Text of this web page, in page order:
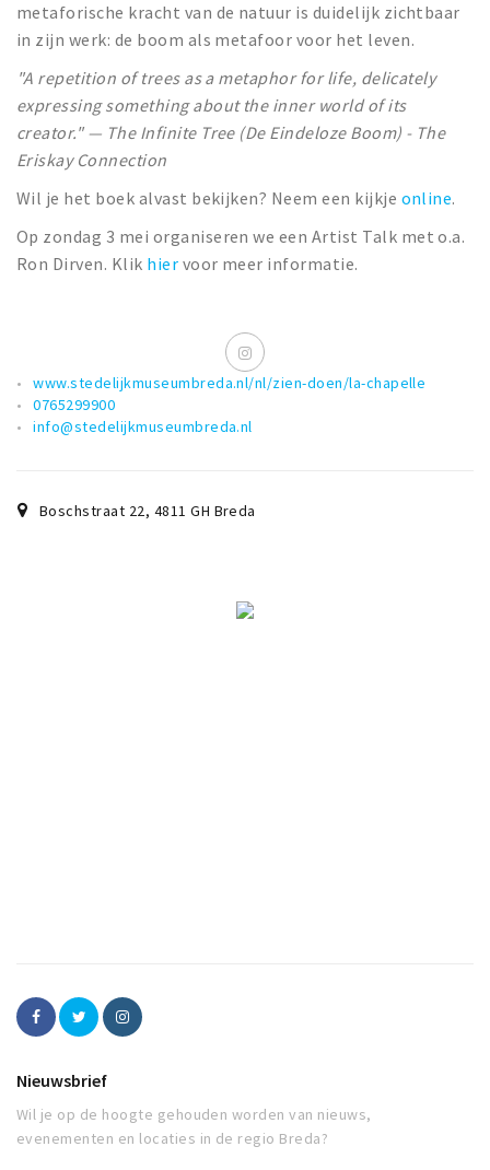
metaforische kracht van de natuur is duidelijk zichtbaar
in zijn werk: de boom als metafoor voor het leven.
"A repetition of trees as a metaphor for life, delicately
expressing something about the inner world of its
creator." — The Infinite Tree (De Eindeloze Boom) - The
Eriskay Connection
Wil je het boek alvast bekijken? Neem een kijkje online.
Op zondag 3 mei organiseren we een Artist Talk met o.a.
Ron Dirven. Klik hier voor meer informatie.
www.stedelijkmuseumbreda.nl/nl/zien-doen/la-chapelle
0765299900
info@stedelijkmuseumbreda.nl
Boschstraat 22, 4811 GH Breda
Nieuwsbrief
Wil je op de hoogte gehouden worden van nieuws,
evenementen en locaties in de regio Breda?